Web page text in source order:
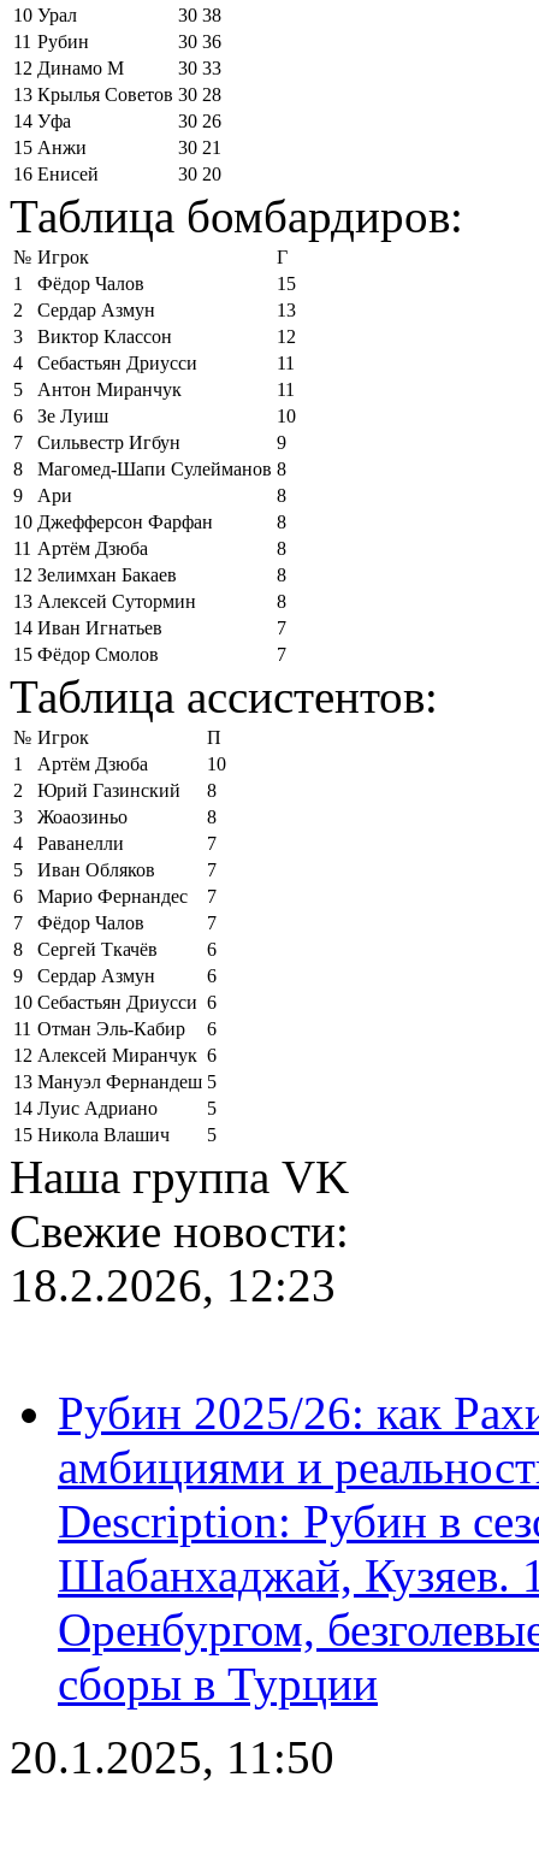
10 Урал 30 38
11 Рубин 30 36
12 Динамо М 30 33
13 Крылья Советов 30 28
14 Уфа 30 26
15 Анжи 30 21
16 Енисей 30 20
Таблица бомбардиров:
№ Игрок
Г
1
Фёдор Чалов
15
2
Сердар Азмун
13
3
Виктор Классон
12
4
Себастьян Дриусси
11
5
Антон Миранчук
11
6
Зе Луиш
10
7
Сильвестр Игбун
9
8
Магомед-Шапи Сулейманов 8
9
Ари
8
10 Джефферсон Фарфан
8
11 Артём Дзюба
8
12 Зелимхан Бакаев
8
13 Алексей Сутормин
8
14 Иван Игнатьев
7
15 Фёдор Смолов 7
Таблица ассистентов:
№ Игрок
П
1
Артём Дзюба
10
2
Юрий Газинский
8
3
Жоаозиньо
8
4
Раванелли
7
5
Иван Обляков
7
6
Марио Фернандес
7
7
Фёдор Чалов
7
8
Сергей Ткачёв
6
9
Сердар Азмун
6
10 Себастьян Дриусси 6
11 Отман Эль-Кабир
6
12 Алексей Миранчук 6
13 Мануэл Фернандеш 5
14 Луис Адриано
5
15 Никола Влашич 5
Наша группа VK
Свежие новости:
18.2.2026, 12:23
Рубин 2025/26: как
амбициями и
Description: Рубин в
Шабанхаджай, Кузяев.
Оренбургом,
сборы в Турции
20.1.2025, 11:50